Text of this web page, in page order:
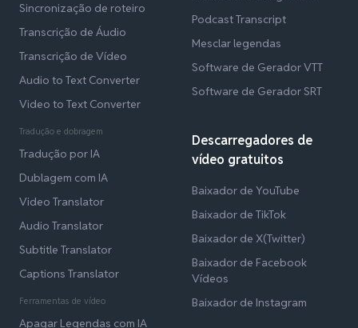
Sincronização de roteiro
Transcrição de Áudio
Transcrição de Vídeo
Audio to Text Converter
Video to Text Converter
Tradução e dobragem
Tradução por IA
Dublagem com IA
Video Translator
Audio Translator
Subtitle Translator
Captions Translator
Ferramentas de vídeo
Apagar Legendas com IA
Podcast Transcript
Mesclar legendas
Software de Gerador VTT
Software de Gerador SRT
Descarregadores de
vídeo gratuitos
Baixador de YouTube
Baixador de TikTok
Baixador de X(Twitter)
Baixador de Facebook
Vídeos
Baixador de Instagram